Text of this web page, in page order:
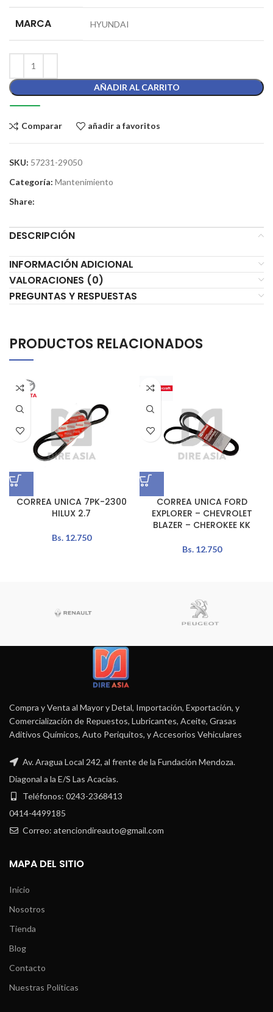
MARCA HYUNDAI
AÑADIR AL CARRITO
Comparar añadir a favoritos
SKU: 57231-29050
Categoría: Mantenimiento
Share:
DESCRIPCIÓN
INFORMACIÓN ADICIONAL
VALORACIONES (0)
PREGUNTAS Y RESPUESTAS
PRODUCTOS RELACIONADOS
CORREA UNICA 7PK-2300
HILUX 2.7
Bs.12.750
CORREA UNICA FORD
EXPLORER – CHEVROLET
BLAZER – CHEROKEE KK
Bs.12.750
Compra y Venta al Mayor y Detal, Importación, Exportación, y
Comercialización de Repuestos, Lubricantes, Aceite, Grasas
Aditivos Químicos, Auto Periquitos, y Accesorios Vehiculares
Av. Aragua Local 242, al frente de la Fundación Mendoza.
Diagonal a la E/S Las Acacias.
Teléfonos: 0243-2368413
0414-4499185
Correo: atenciondireauto@gmail.com
MAPA DEL SITIO
Inicio
Nosotros
Tienda
Blog
Contacto
Nuestras Políticas